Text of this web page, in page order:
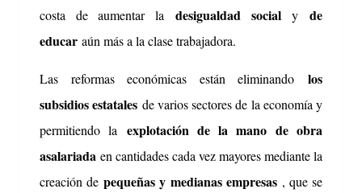
costa de aumentar la desigualdad socialyde
educar aún más a la clase trabajadora.
Las reformas económicas están eliminando los
subsidios estatales de varios sectores de la economía y
permitiendo la explotación de la mano de obra
asalariada en cantidades cada vez mayores mediante la
creación depequeñas y medianas empresas, que se